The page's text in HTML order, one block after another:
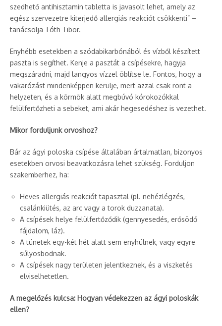
szedhető antihisztamin tabletta is javasolt lehet, amely az
egész szervezetre kiterjedő allergiás reakciót csökkenti” –
tanácsolja Tóth Tibor.
Enyhébb esetekben a szódabikarbónából és vízből készített
paszta is segíthet. Kenje a pasztát a csípésekre, hagyja
megszáradni, majd langyos vízzel öblítse le. Fontos, hogy a
vakarózást mindenképpen kerülje, mert azzal csak ront a
helyzeten, és a körmök alatt megbúvó kórokozókkal
felülfertőzheti a sebeket, ami akár hegesedéshez is vezethet.
Mikor forduljunk orvoshoz?
Bár az ágyi poloska csípése általában ártalmatlan, bizonyos
esetekben orvosi beavatkozásra lehet szükség. Forduljon
szakemberhez, ha:
Heves allergiás reakciót tapasztal (pl. nehézlégzés,
csalánkiütés, az arc vagy a torok duzzanata).
A csípések helye felülfertőződik (gennyesedés, erősödő
fájdalom, láz).
A tünetek egy-két hét alatt sem enyhülnek, vagy egyre
súlyosbodnak.
A csípések nagy területen jelentkeznek, és a viszketés
elviselhetetlen.
A megelőzés kulcsa: Hogyan védekezzen az ágyi poloskák
ellen?